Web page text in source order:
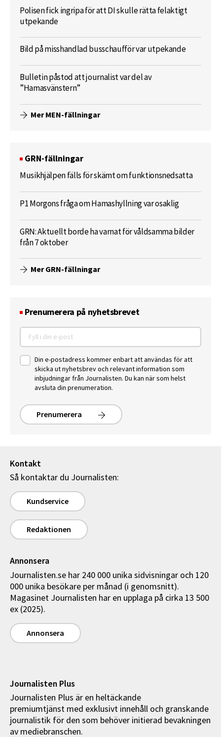
Polisen fick ingripa för att DI skulle rätta felaktigt
utpekande
Bild på misshandlad busschaufför var utpekande
Bulletin påstod att journalist var del av
”Hamasvänstern”
Mer MEN-fällningar
GRN-fällningar
Musikhjälpen fälls för skämt om funktionsnedsatta
P1 Morgons fråga om Hamashyllning var osaklig
GRN: Aktuellt borde ha varnat för våldsamma bilder
från 7 oktober
Mer GRN-fällningar
Prenumerera på nyhetsbrevet
Din e-postadress kommer enbart att användas för att
skicka ut nyhetsbrev och relevant information som
inbjudningar från Journalisten. Du kan när som helst
avsluta din prenumeration.
Prenumerera
Kontakt
Så kontaktar du Journalisten:
Kundservice
Redaktionen
Annonsera
Journalisten.se har 240 000 unika sidvisningar och 120
000 unika besökare per månad (i genomsnitt).
Magasinet Journalisten har en upplaga på cirka 13 500
ex (2025).
Annonsera
Journalisten Plus
Journalisten Plus är en heltäckande
premiumtjänst med exklusivt innehåll och granskande
journalistik för den som behöver initierad bevakningen
av mediebranschen.